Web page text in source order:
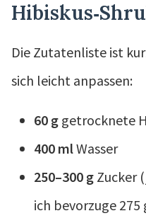
Die Zutatenliste ist
sich leicht anpassen:
60 g getrocknete
400 mlWasser
250–300 g Zucker
ich bevorzuge 275